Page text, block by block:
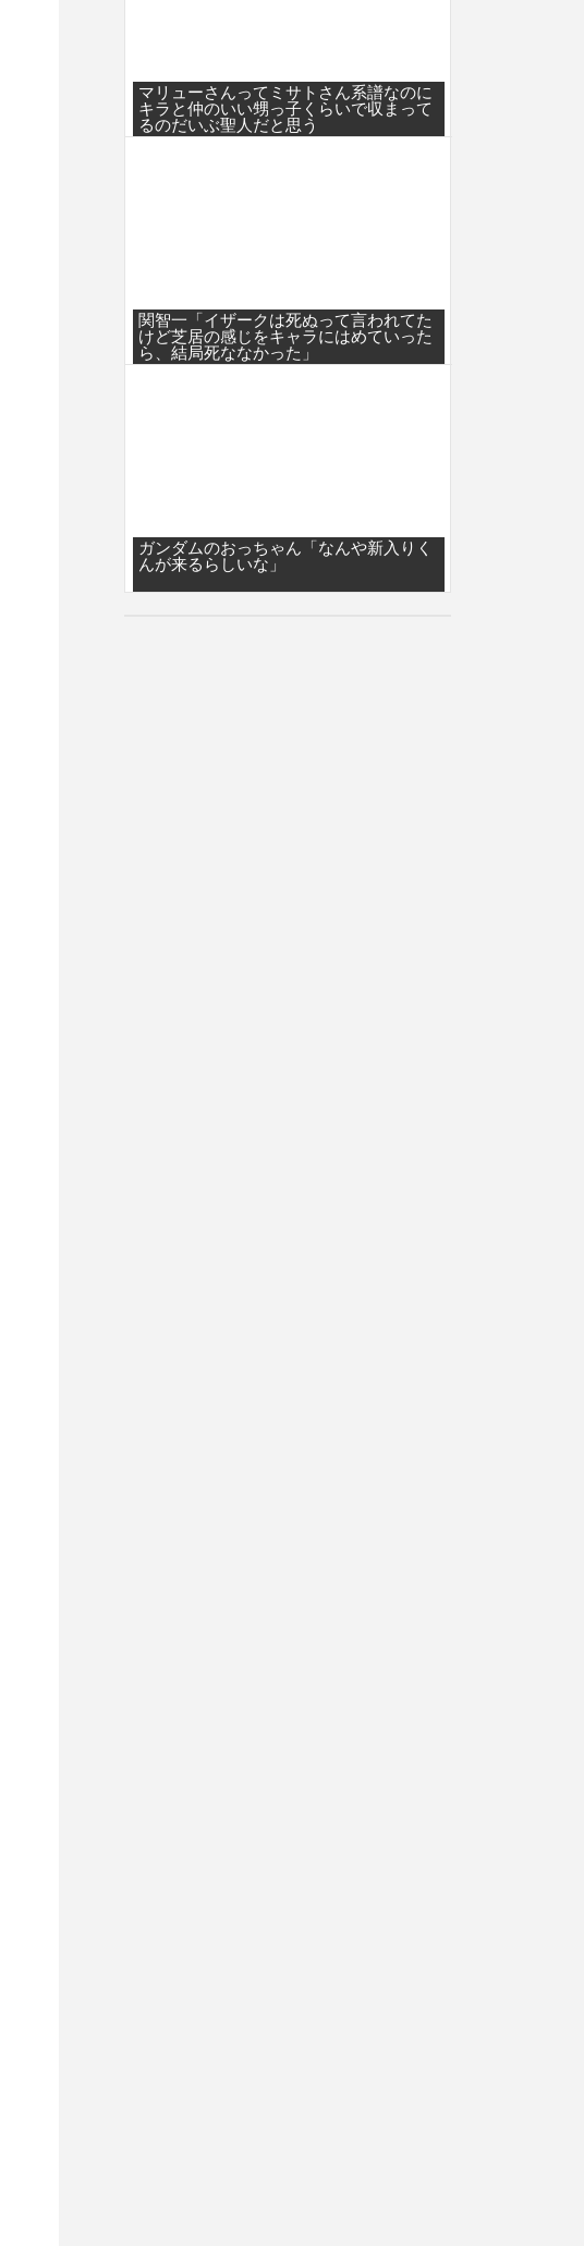
マリューさんってミサトさん系譜なのに
キラと仲のいい甥っ子くらいで収まって
るのだいぶ聖人だと思う
関智一「イザークは死ぬって言われてた
けど芝居の感じをキャラにはめていった
ら、結局死ななかった」
ガンダムのおっちゃん「なんや新入りく
んが来るらしいな」